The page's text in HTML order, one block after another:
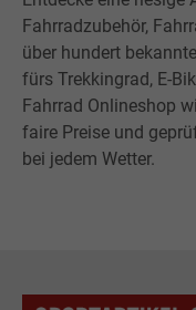
Fahrradzubehör,
über hundert
fürs Trekkingrad, E-
Fahrrad Onlineshop
faire Preise und
bei jedem Wetter.